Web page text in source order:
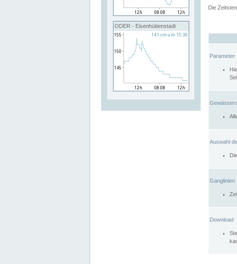
ODER - Eisenhüttenstadt
Die
Parameter
Auswahl
Ganglinien
Download